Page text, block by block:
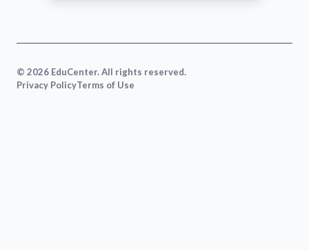
© 2026 EduCenter. All rights reserved.
Privacy PolicyTerms of Use